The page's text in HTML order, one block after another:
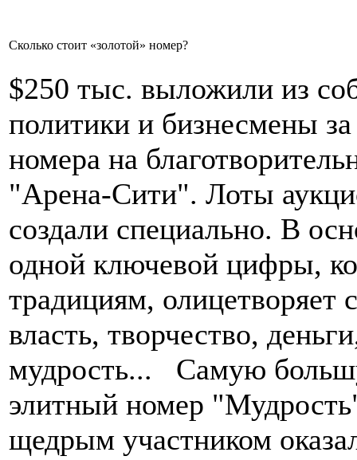
Сколько стоит «золотой» номер?
$250 тыс. выложили из
политики и бизнесмены
номера на
"Арена-Сити". Лоты
создали специально. В
одной ключевой цифры,
традициям, олицетворяет
власть, творчество,
мудрость... Самую
элитный номер
щедрым участником